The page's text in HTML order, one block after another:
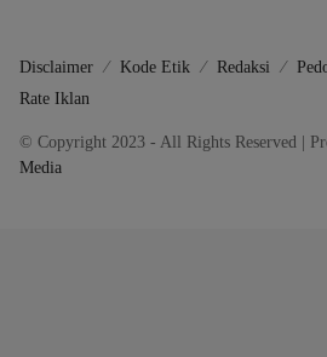
Disclaimer Kode Etik Redaksi
Rate Iklan
© Copyright 2023 - All Rights Reserved |
Media